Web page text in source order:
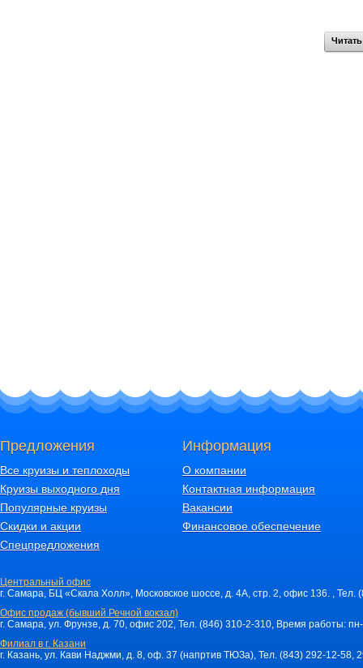
Предложения
Все круизы и теплоходы
Круизы выходного дня
Популярные круизы
Скидки и акции
Спецпредложения
Информация
О компании
Контактная информация
Вакансии
Финансовое обеспечение
Центральный офис
г. Самара, БЦ «Скала Холл», Московское шоссе, д. 4А, стр. 2, офис 136. ,
Офис продаж (бывший Речной вокзал)
г. Самара, ул. Фрунзе, д. 70, офис 202, Тел. (846) 310-2-310, Время работы:
Филиал в г. Казани
г. Казань, ул. Кави Наджми, д. 8, оф. 37 (напртив ТЮЗа), Тел. (843) 292-12-